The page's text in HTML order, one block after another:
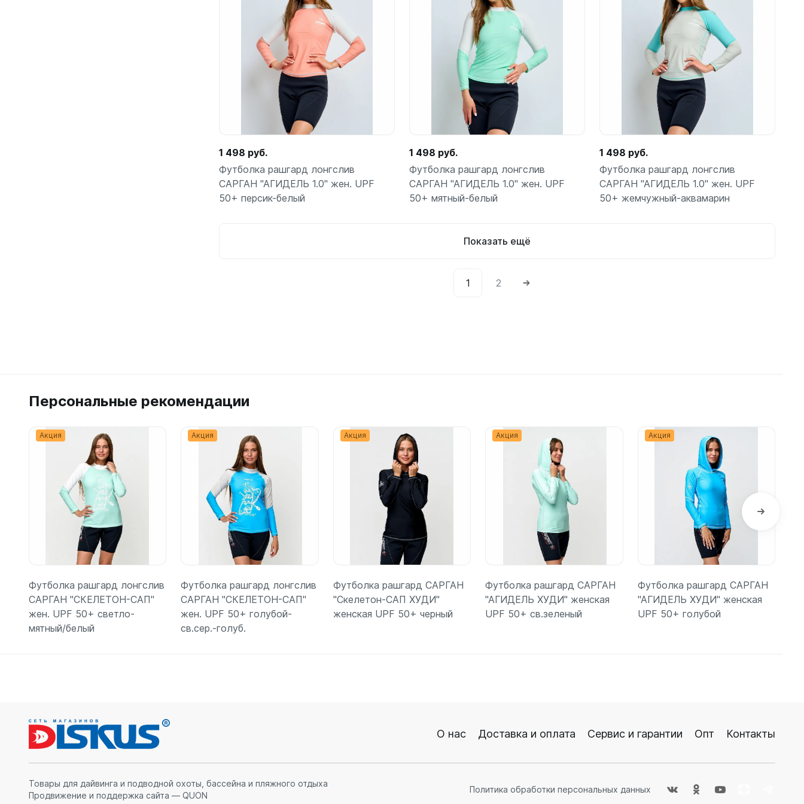
С открытой пяткой
С диоптриями
С клапаном для носа
С просветленными линзами
Ножи, инструменты
Ножи без ремешков
ногу или руку
Аккумуляторные
На батарейках
Фотоаппараты, видеокамеры
Фотоаппараты
Подробнее Подробнее Подробнее
1 498 руб.
Футболка рашгард лонгслив
САРГАН "АГИДЕЛЬ 1.0" жен. UPF
50+ персик-белый
1 498 руб.
Футболка рашгард лонгслив
САРГАН "АГИДЕЛЬ 1.0" жен. UPF
50+ мятный-белый
1 498 руб.
Футболка рашгард лонгслив
САРГАН "АГИДЕЛЬ 1.0" жен. UPF
50+ жемчужный-аквамарин
Показать ещё
1 2
Персональные рекомендации
Акция
Футболка рашгард лонгслив
САРГАН "СКЕЛЕТОН-САП"
жен. UPF 50+ светло-
мятный/белый
Акция
Футболка рашгард лонгслив
САРГАН "СКЕЛЕТОН-САП"
жен. UPF 50+ голубой-
св.сер.-голуб.
Акция
Футболка рашгард САРГАН
"Скелетон-САП ХУДИ"
женская UPF 50+ черный
Акция
Футболка рашгард САРГАН
"АГИДЕЛЬ ХУДИ" женская
UPF 50+ св.зеленый
Акция
Футболка рашгард САРГАН
"АГИДЕЛЬ ХУДИ" женская
UPF 50+ голубой
О нас Доставка и оплата Сервис и гарантии Опт Контакты
Товары для дайвинга и подводной охоты, бассейна и пляжного отдыха
Продвижение и поддержка сайта — QUON
Политика обработки персональных данных